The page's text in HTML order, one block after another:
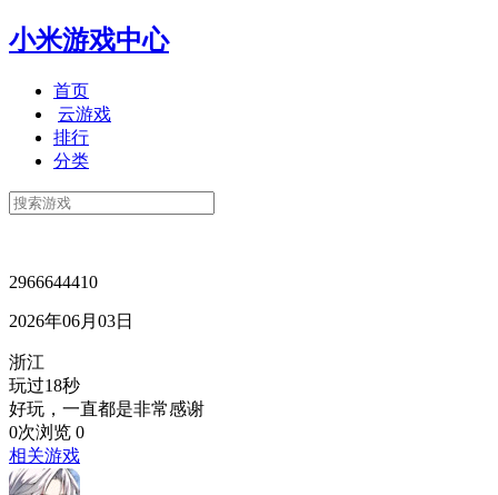
小米游戏中心
首页
云游戏
排行
分类
2966644410
2026年06月03日
浙江
玩过18秒
好玩，一直都是非常感谢
0次浏览 0
相关游戏